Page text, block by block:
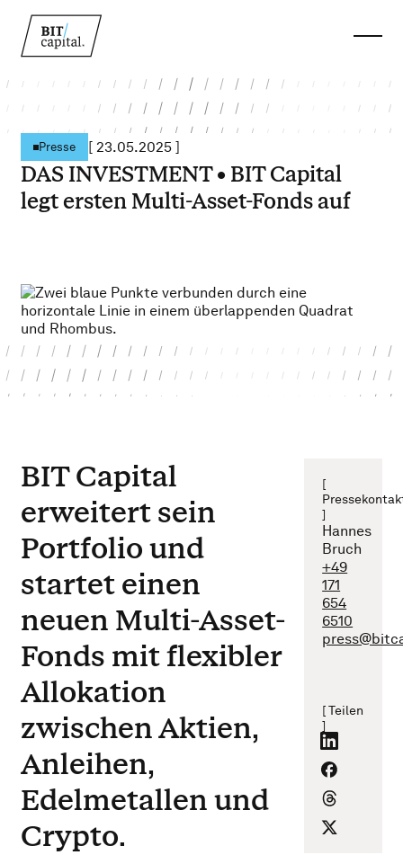
Presse [ 23.05.2025 ]
DAS INVESTMENT • BIT Capital
legt ersten Multi-Asset-Fonds auf
BIT Capital
erweitert sein
Portfolio und
startet einen
neuen Multi-Asset-
Fonds mit flexibler
Allokation
zwischen Aktien,
Anleihen,
Edelmetallen und
Crypto.
[
]
Hannes
Bruch
+49
171
654
6510
[ Teilen
]